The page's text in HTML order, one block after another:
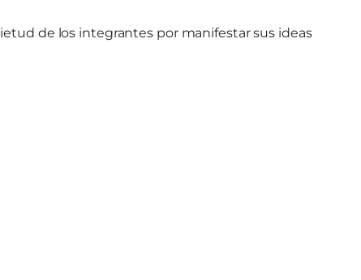
de los integrantes por manifestar sus ideas